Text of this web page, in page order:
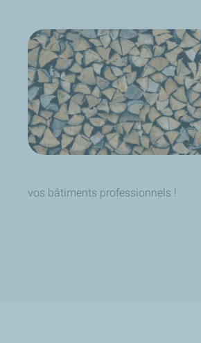
vos bâtiments professionnels !